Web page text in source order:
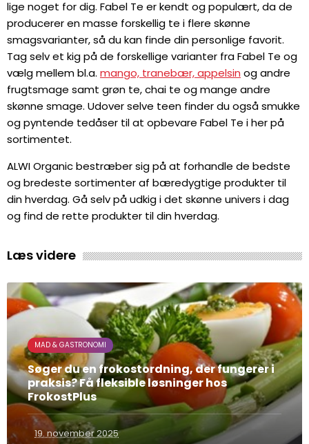
lige noget for dig. Fabel Te er kendt og populært, da de
producerer en masse forskellig te i flere skønne
smagsvarianter, så du kan finde din personlige favorit.
Tag selv et kig på de forskellige varianter fra Fabel Te og
vælg mellem bl.a. mango, tranebær, appelsin og andre
frugtsmage samt grøn te, chai te og mange andre
skønne smage. Udover selve teen finder du også smukke
og pyntende tedåser til at opbevare Fabel Te i her på
sortimentet.
ALWI Organic bestræber sig på at forhandle de bedste
og bredeste sortimenter af bæredygtige produkter til
din hverdag. Gå selv på udkig i det skønne univers i dag
og find de rette produkter til din hverdag.
Læs videre
MAD & GASTRONOMI
Søger du en frokostordning, der fungerer i
praksis? Få fleksible løsninger hos
FrokostPlus
19. november 2025